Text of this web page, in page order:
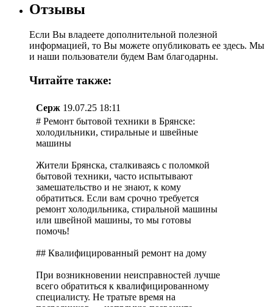
Отзывы
Если Вы владеете дополнительной полезной
информацией, то Вы можете опубликовать ее здесь. Мы
и наши пользователи будем Вам благодарны.
Читайте также:
Серж 19.07.25 18:11
# Ремонт бытовой техники в Брянске:
холодильники, стиральные и швейные
машины
Жители Брянска, сталкиваясь с поломкой
бытовой техники, часто испытывают
замешательство и не знают, к кому
обратиться. Если вам срочно требуется
ремонт холодильника, стиральной машины
или швейной машины, то мы готовы
помочь!
## Квалифицированный ремонт на дому
При возникновении неисправностей лучше
всего обратиться к квалифицированному
специалисту. Не тратьте время на